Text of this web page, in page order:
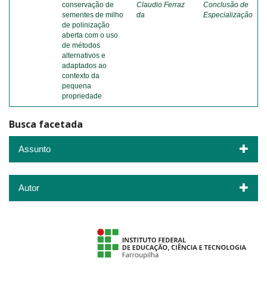
conservação de
sementes de milho
de polinização
aberta com o uso
de métodos
alternativos e
adaptados ao
contexto da
pequena
propriedade
Claudio Ferraz
da
Conclusão de
Especialização
Busca facetada
Assunto
Autor